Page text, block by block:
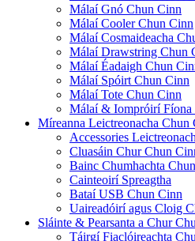
Málaí Gnó Chun Cinn
Málaí Cooler Chun Cinn
Málaí Cosmaideacha
Málaí Drawstring Chun
Málaí Éadaigh Chun
Málaí Spóirt Chun Cinn
Málaí Tote Chun Cinn
Málaí & Iompróirí Fíona
Míreanna Leictreonacha Chun
Accessories
Cluasáin Chur Chun
Bainc Chumhachta
Cainteoirí Spreagtha
Bataí USB Chun Cinn
Uaireadóirí agus Cloig
Sláinte & Pearsanta a Chur
Táirgí Fiaclóireachta